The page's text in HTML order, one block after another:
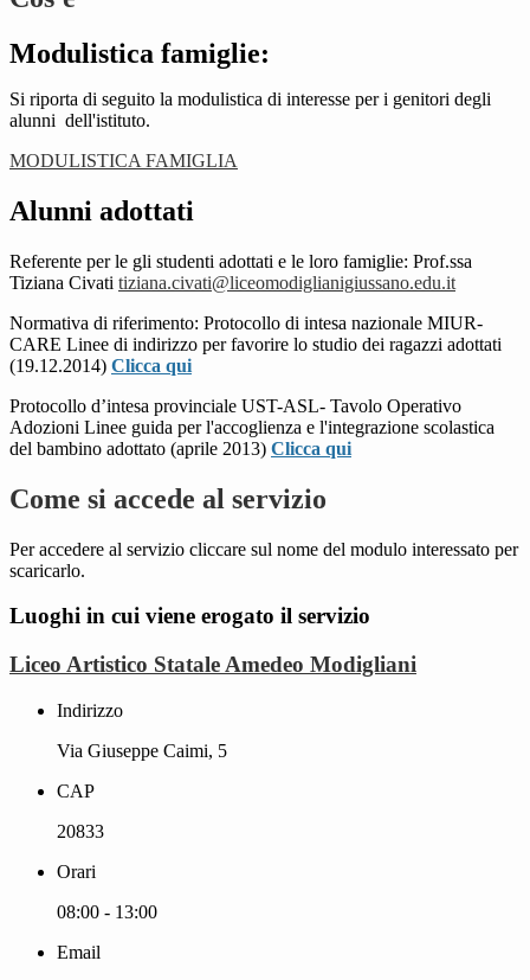
Modulistica famiglie:
Si riporta di seguito la modulistica di interesse per i genitori degli
alunni dell'istituto.
MODULISTICA FAMIGLIA
Alunni adottati
Referente per le gli studenti adottati e le loro famiglie: Prof.ssa
Tiziana Civati tiziana.civati@liceomodiglianigiussano.edu.it
Normativa di riferimento: Protocollo di intesa nazionale MIUR-
CARE Linee di indirizzo per favorire lo studio dei ragazzi adottati
(19.12.2014) Clicca qui
Protocollo d’intesa provinciale UST-ASL- Tavolo Operativo
Adozioni Linee guida per l'accoglienza e l'integrazione scolastica
del bambino adottato (aprile 2013) Clicca qui
Come si accede al servizio
Per accedere al servizio cliccare sul nome del modulo interessato per
scaricarlo.
Luoghi in cui viene erogato il servizio
Liceo Artistico Statale Amedeo Modigliani
Indirizzo
Via Giuseppe Caimi, 5
CAP
20833
Orari
08:00 - 13:00
Email